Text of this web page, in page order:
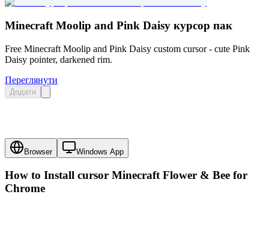
Minecraft Moolip and Pink Daisy курсор пак
Free Minecraft Moolip and Pink Daisy custom cursor - cute Pink
Daisy pointer, darkened rim.
Переглянути
Додати
Browser Windows App
How to Install cursor Minecraft Flower & Bee for
Chrome